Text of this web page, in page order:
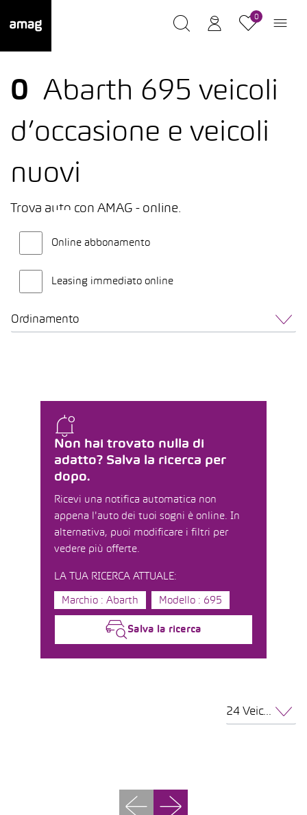
0
0 Abarth 695 veicoli
d’occasione e veicoli
nuovi
Trova auto con AMAG - online.
Online abbonamento
Leasing immediato online
Ordinamento
Non hai trovato nulla di
adatto? Salva la ricerca per
dopo.
Ricevi una notifica automatica non
appena l'auto dei tuoi sogni è online. In
alternativa, puoi modificare i filtri per
vedere più offerte.
LA TUA RICERCA ATTUALE:
Marchio : Abarth Modello : 695
Salva la ricerca
24 Veicoli per pagina